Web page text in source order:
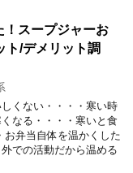
！スープジャーお
ト/デメリット調
くない・・・・寒い時
なる・・・・寒いと食
弁当自体を温かくした
での活動だから温める